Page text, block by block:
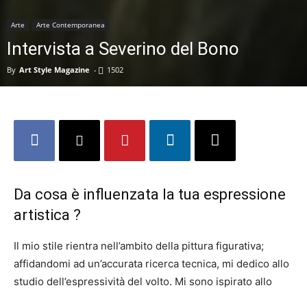
Arte Arte Contemporanea
Intervista a Severino del Bono
By Art Style Magazine - 1502
Da cosa è influenzata la tua espressione
artistica ?
Il mio stile rientra nell’ambito della pittura figurativa;
affidandomi ad un’accurata ricerca tecnica, mi dedico allo
studio dell’espressività del volto. Mi sono ispirato allo